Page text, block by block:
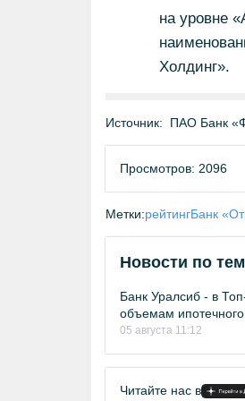
на уровне
Холдинг».
Источник: ПАО Банк
Просмотров: 2096
Метки:рейтингБанк
Новости по
Банк Уралсиб - в
объемам
05 августа 11:12
Читайте нас в